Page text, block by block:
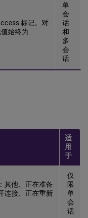
标记。对
始终为
单
会
话
和
多
会
话
适
用
于
其他、正在准备
连接、正在重新
仅
限
单
会
话